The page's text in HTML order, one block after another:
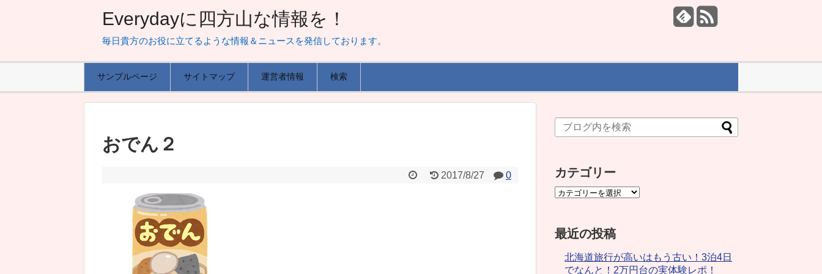
Everydayに四方山な情報を！
毎日貴方のお役に立てるような情報＆ニュースを発信しております。
サンプルページ サイトマップ 運営者情報 検索
おでん２
2017/8/27 0 カテゴリー
最近の投稿
北海道旅行が高いはもう古い！3泊4日
でなんと！2万円台の実体験レポ！